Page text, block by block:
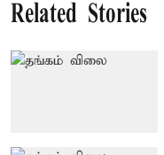
Related Stories